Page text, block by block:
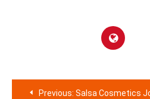
Navigasi
Previous: Salsa Cosmetics Join dan Buka